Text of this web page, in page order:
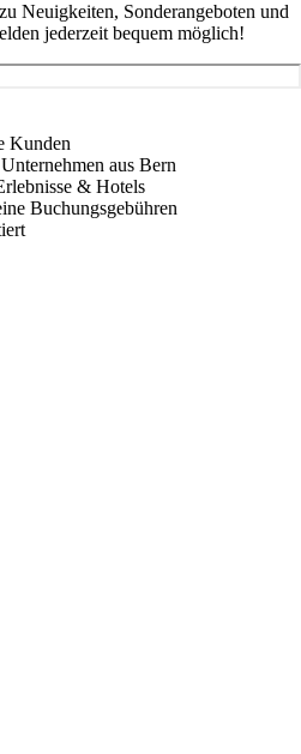
Neuigkeiten, Sonderangeboten und
jederzeit bequem möglich!
Kunden
aus Bern
& Hotels
Buchungsgebühren